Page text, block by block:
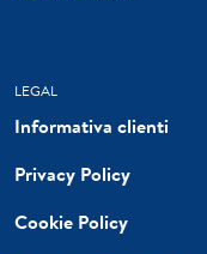
LEGAL
Informativa clienti
Privacy Policy
Cookie Policy